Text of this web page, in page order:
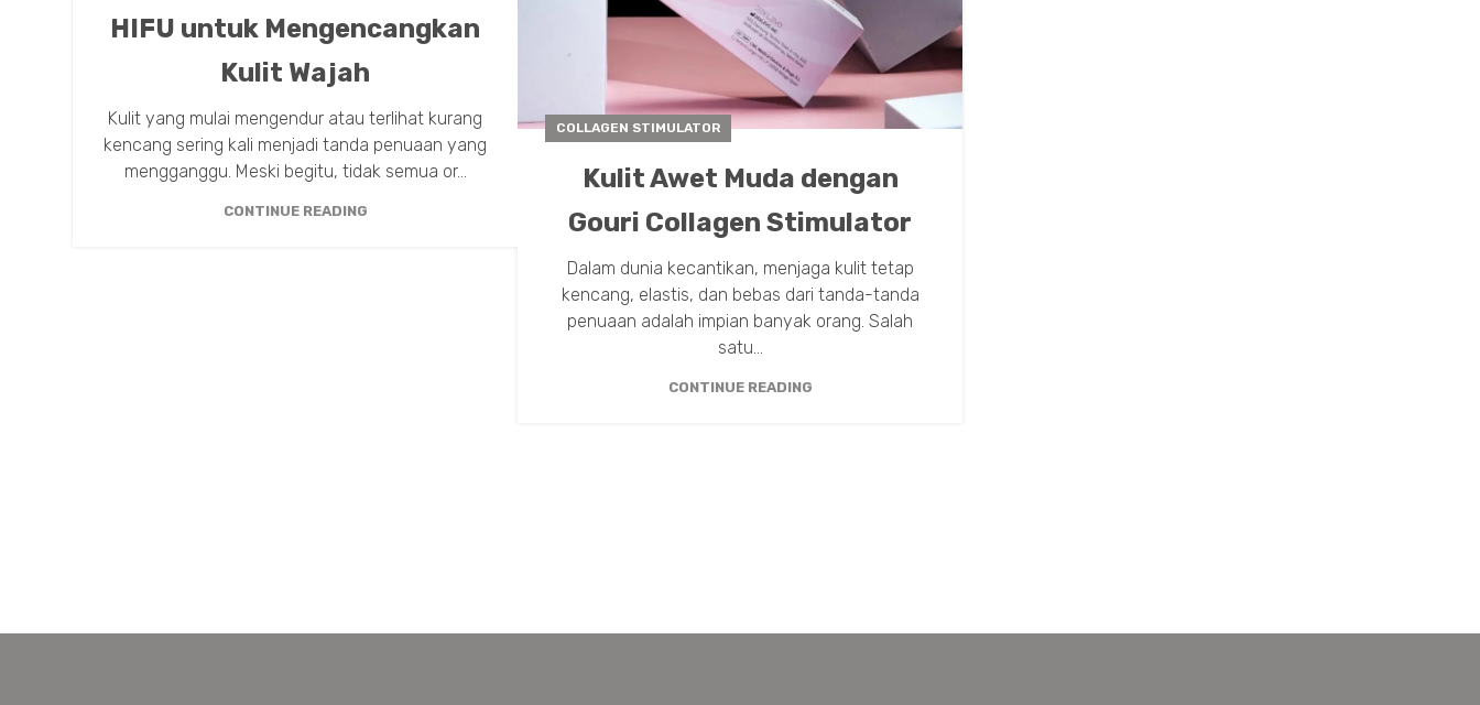
HIFU untuk Mengencangkan
Kulit Wajah
Kulit yang mulai mengendur atau terlihat kurang
kencang sering kali menjadi tanda penuaan yang
mengganggu. Meski begitu, tidak semua or...
CONTINUE READING
COLLAGEN STIMULATOR
Kulit Awet Muda dengan
Gouri Collagen Stimulator
Dalam dunia kecantikan, menjaga kulit tetap
kencang, elastis, dan bebas dari tanda-tanda
penuaan adalah impian banyak orang. Salah
satu...
CONTINUE READING